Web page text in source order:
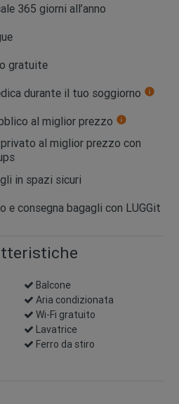
365 giorni all’anno
gratuite
durante il tuo soggiorno info
al miglior prezzo info
al miglior prezzo con
in spazi sicuri
e consegna bagagli con LUGGit
Balcone
Aria condizionata
Wi-Fi gratuito
Lavatrice
Ferro da stiro